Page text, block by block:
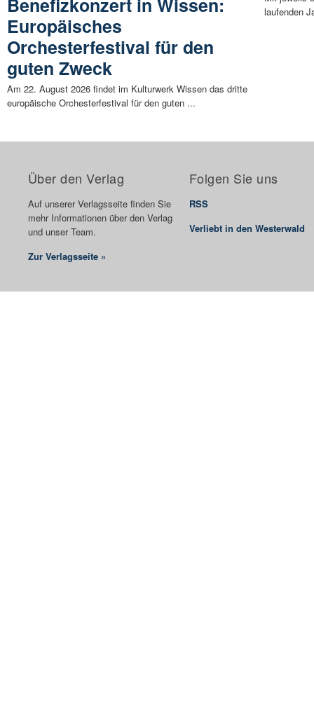
Benefizkonzert in Wissen:
Europäisches
Orchesterfestival für den
guten Zweck
Am 22. August 2026 findet im Kulturwerk Wissen das dritte
europäische Orchesterfestival für den guten ...
laufenden
Über den Verlag
Auf unserer Verlagsseite finden Sie
mehr Informationen über den Verlag
und unser Team.
Zur Verlagsseite »
Folgen Sie uns
RSS
Verliebt in den Westerwald